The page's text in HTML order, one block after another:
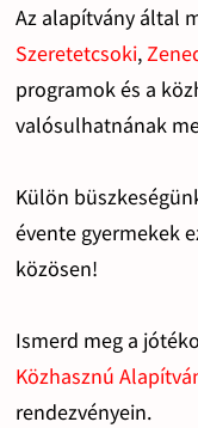
Az alapítvány által
Szeretetcsoki,
programok és a
valósulhatnának
Külön
évente gyermekek
közösen!
Ismerd meg a
Közhasznú
rendezvényein.